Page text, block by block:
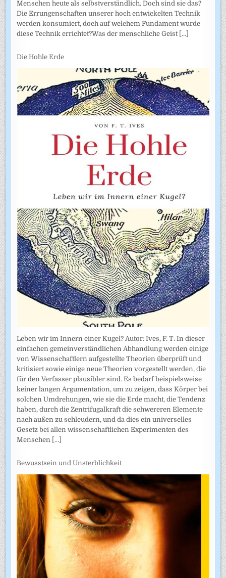
Menschen heute als selbstverständlich. Doch sind sie das?
Die Errungenschaften unserer hoch entwickelten Technik
werden konsumiert, doch auf welchem Fundament wurde
diese Technik errichtet?Was der menschliche Geist [...]
Die Hohle Erde
Leben wir im Innern einer Kugel? Autor: Ives, F. T. In dieser
einfachen gemeinverständlichen Abhandlung werden einige
von Wissenschaftlern aufgestellte Theorien überprüft und
kritisiert sowie einige neue Theorien vorgestellt werden, die
für den Verfasser plausibler sind. Es bedarf beispielsweise
keiner langen Argumentation, um zu zeigen, dass Körper bei
solchen Umdrehungen, wie sie die Erde macht, die Tendenz
haben, durch die Zentrifugalkraft die schwereren Elemente
nach außen zu schleudern, und da dies ein universelles
Gesetz bei allen wissenschaftlichen Experimenten des
Menschen [...]
Bewusstsein und Unsterblichkeit